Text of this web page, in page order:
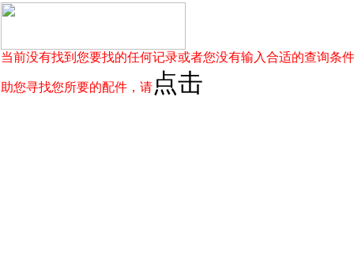
当前没有找到您要找的任何记录或者您没有输入合适的查询条
助您寻找您所要的配件，请 点击